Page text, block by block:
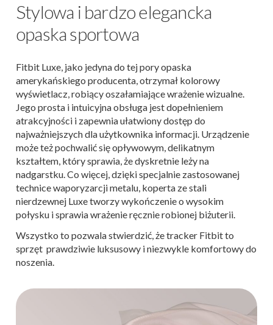
Stylowa i bardzo elegancka
opaska sportowa
Fitbit Luxe, jako jedyna do tej pory opaska
amerykańskiego producenta, otrzymał kolorowy
wyświetlacz, robiący oszałamiające wrażenie wizualne.
Jego prosta i intuicyjna obsługa jest dopełnieniem
atrakcyjności i zapewnia ułatwiony dostęp do
najważniejszych dla użytkownika informacji. Urządzenie
może też pochwalić się opływowym, delikatnym
kształtem, który sprawia, że dyskretnie leży na
nadgarstku.Co więcej, dzięki specjalnie zastosowanej
technice waporyzarcji metalu, koperta ze stali
nierdzewnej Luxe tworzy wykończenie o wysokim
połysku isprawia wrażenie ręcznie robionej biżuterii.
Wszystko to pozwala stwierdzić, że tracker Fitbit to
sprzęt prawdziwie luksusowy i niezwykle komfortowy do
noszenia.